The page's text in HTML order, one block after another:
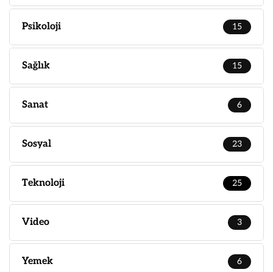
Psikoloji 15
Sağlık 15
Sanat 6
Sosyal 23
Teknoloji 25
Video 3
Yemek 6